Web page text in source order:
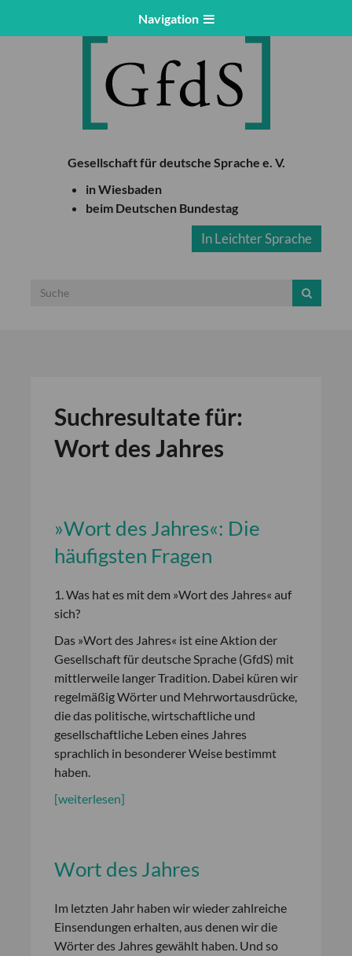
Navigation
Gesellschaft für deutsche Sprache e. V.
in Wiesbaden
beim Deutschen Bundestag
In Leichter Sprache
Suchresultate für:
Wort des Jahres
»Wort des Jahres«: Die
häufigsten Fragen
1. Was hat es mit dem »Wort des Jahres« auf
sich?
Das »Wort des Jahres« ist eine Aktion der
Gesellschaft für deutsche Sprache (GfdS) mit
mittlerweile langer Tradition. Dabei küren wir
regelmäßig Wörter und Mehrwortausdrücke,
die das politische, wirtschaftliche und
gesellschaftliche Leben eines Jahres
sprachlich in besonderer Weise bestimmt
haben.
[weiterlesen]
Wort des Jahres
Im letzten Jahr haben wir wieder zahlreiche
Einsendungen erhalten, aus denen wir die
Wörter des Jahres gewählt haben. Und so